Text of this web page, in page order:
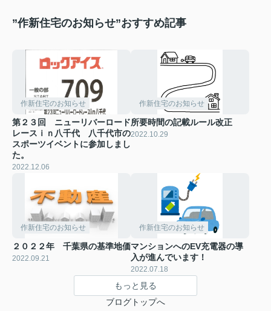
”作新住宅のお知らせ”おすすめ記事
作新住宅のお知らせ
第２３回 ニューリバーロード
レースｉｎ八千代 八千代市の
スポーツイベントに参加しまし
た。
2022.12.06
作新住宅のお知らせ
所要時間の記載ルール改正
2022.10.29
作新住宅のお知らせ
２０２２年 千葉県の基準地価
2022.09.21
作新住宅のお知らせ
マンションへのEV充電器の導
入が進んでいます！
2022.07.18
もっと見る
ブログトップへ